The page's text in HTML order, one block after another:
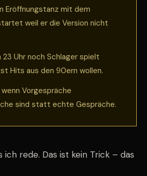
Eröffnungstanz mit dem
weil er die Version nicht
23 Uhr noch Schlager spielt
Hits aus den 90ern wollen.
Vorgespräche
sind statt echte Gespräche.
ich rede. Das ist kein Trick – das